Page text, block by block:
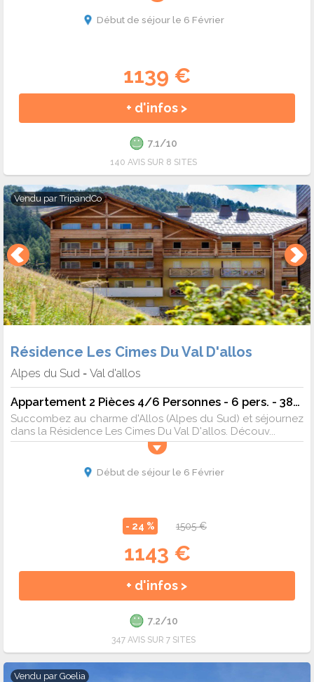
Début de séjour le 6 Février
1139 €
+ d'infos >
7.1/10
140 AVIS SUR 8 SITES
Vendu parTripandCo
Résidence Les Cimes Du Val D'allos
Alpes du Sud - Val d'allos
Appartement 2 Pièces 4/6 Personnes - 6 pers. - 38m2 - TV - Animaux admis
Succombez au charme d'Allos (Alpes du Sud) et séjournez
dans la Résidence Les Cimes Du Val D'allos. Découv...
Début de séjour le 6 Février
- 24 % 1505 €
1143 €
+ d'infos >
7.2/10
347 AVIS SUR 7 SITES
Vendu par Goelia